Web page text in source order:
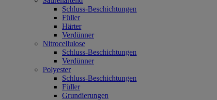
Schluss-Beschichtungen
Füller
Härter
Verdünner
Nitrocellulose
Schluss-Beschichtungen
Verdünner
Polyester
Schluss-Beschichtungen
Füller
Grundierungen